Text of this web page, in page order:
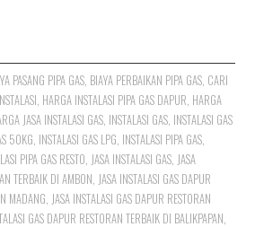
PASANG PIPA GAS, BIAYA PERBAIKAN PIPA GAS, CARI
HARGA INSTALASI PIPA GAS DAPUR HARGA
JASA INSTALASI GAS INSTALASI GAS INSTALASI GAS
50KG INSTALASI GAS LPG INSTALASI PIPA GAS
PIPA GAS RESTO JASA INSTALASI GAS JASA
TERBAIK DI AMBON JASA INSTALASI GAS DAPUR
MADANG JASA INSTALASI GAS DAPUR RESTORAN
GAS DAPUR RESTORAN TERBAIK DI BALIKPAPAN